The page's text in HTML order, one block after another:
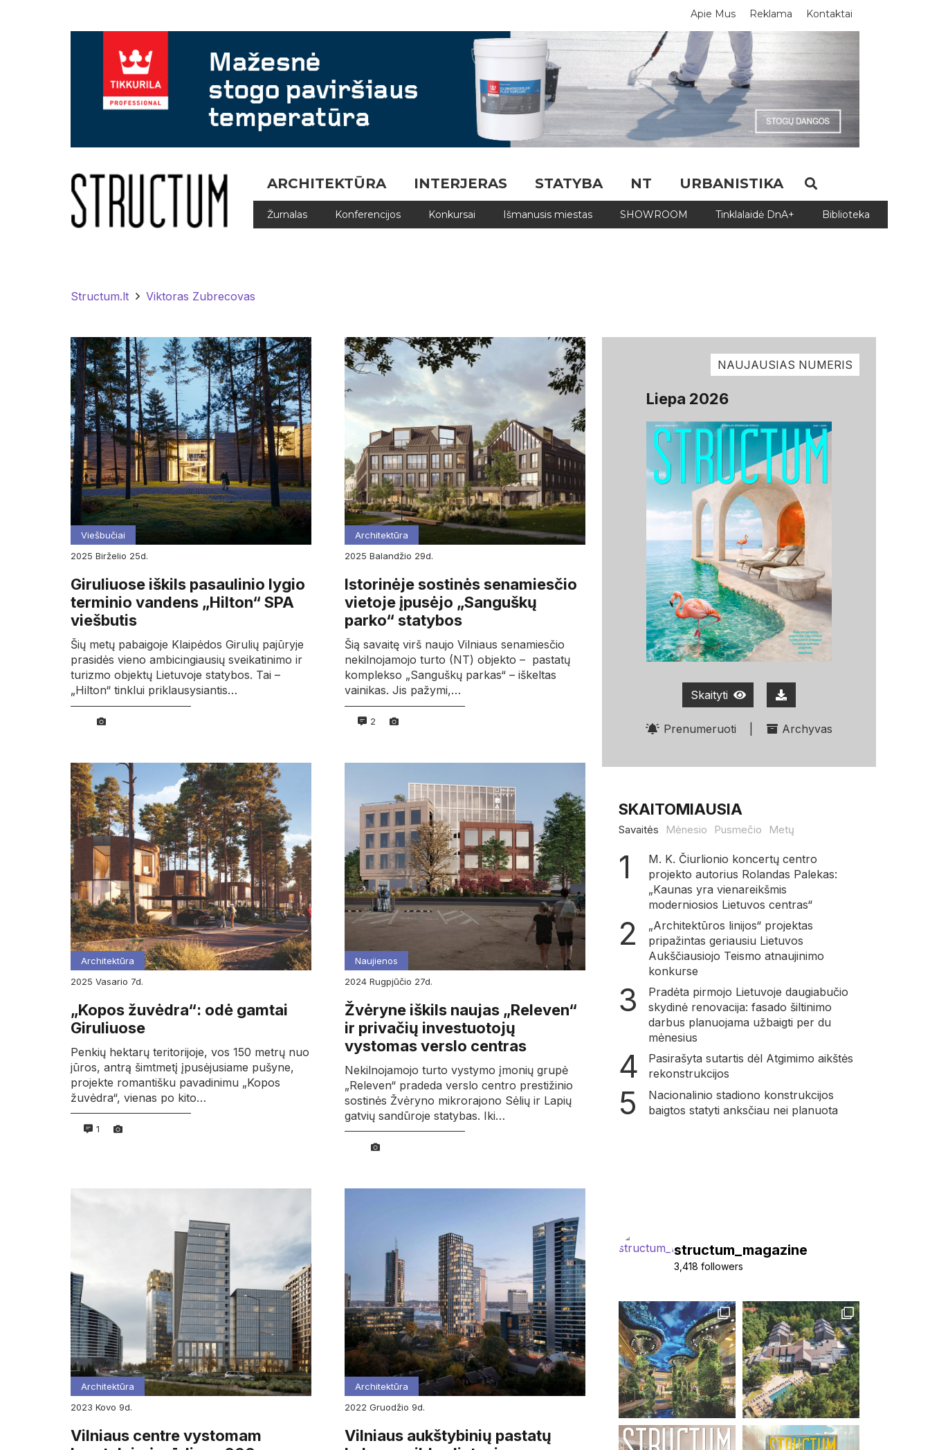
Apie Mus Reklama Kontaktai
ARCHITEKTŪRA INTERJERAS STATYBA NT URBANISTIKA
Žurnalas Konferencijos Konkursai Išmanusis miestas SHOWROOM Tinklalaidė DnA+ Biblioteka
Structum.lt Viktoras Zubrecovas
Viešbučiai
2025
birželio 25d.
Giruliuose iškils pasaulinio lygio
terminio vandens „Hilton“ SPA
viešbutis
Šių metų pabaigoje Klaipėdos Girulių pajūryje
prasidės vieno ambicingiausių sveikatinimo ir
turizmo objektų Lietuvoje statybos. Tai –
„Hilton“ tinklui priklausysiantis…
Architektūra
2025
balandžio 29d.
Istorinėje sostinės senamiesčio
vietoje įpusėjo „Sanguškų
parko“ statybos
Šią savaitę virš naujo Vilniaus senamiesčio
nekilnojamojo turto (NT) objekto – pastatų
komplekso „Sanguškų parkas“ – iškeltas
vainikas. Jis pažymi,…
2
Architektūra
2025
vasario 7d.
„Kopos žuvėdra“: odė gamtai
Giruliuose
Penkių hektarų teritorijoje, vos 150 metrų nuo
jūros, antrą šimtmetį įpusėjusiame pušyne,
projekte romantišku pavadinimu „Kopos
žuvėdra“, vienas po kito…
1
Naujienos
2024
rugpjūčio 27d.
Žvėryne iškils naujas „Releven“
ir privačių investuotojų
vystomas verslo centras
Nekilnojamojo turto vystymo įmonių grupė
„Releven“ pradeda verslo centro prestižinio
sostinės Žvėryno mikrorajono Sėlių ir Lapių
gatvių sandūroje statybas. Iki…
Architektūra
2023
kovo 9d.
Vilniaus centre vystomam
Architektūra
2022
gruodžio 9d.
Vilniaus aukštybinių pastatų
NAUJAUSIAS NUMERIS
Liepa 2026
Skaityti
Prenumeruoti Archyvas
SKAITOMIAUSIA
Savaitės Mėnesio Pusmečio Metų
M. K. Čiurlionio koncertų centro
projekto autorius Rolandas Palekas:
„Kaunas yra vienareikšmis
moderniosios Lietuvos centras“
„Architektūros linijos“ projektas
pripažintas geriausiu Lietuvos
Aukščiausiojo Teismo atnaujinimo
konkurse
Pradėta pirmojo Lietuvoje daugiabučio
skydinė renovacija: fasado šiltinimo
darbus planuojama užbaigti per du
mėnesius
Pasirašyta sutartis dėl Atgimimo aikštės
rekonstrukcijos
Nacionalinio stadiono konstrukcijos
baigtos statyti anksčiau nei planuota
structum_magazine
3,418 followers